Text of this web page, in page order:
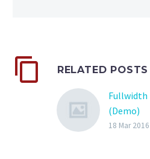
RELATED POSTS
Fullwidth
(Demo)
18 Mar 2016